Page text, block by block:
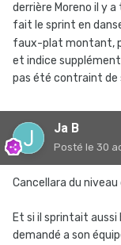
derrière Moreno il y
fait le sprint en
faux-plat montant,
et indice
pas été contraint de
Ja B
Posté le 30
Cancellara du
Et si il sprintait aussi
demandé a son